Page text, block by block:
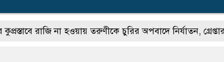
রাজি না হওয়ায় তরুণীকে চুরির অপবাদে নির্যাতন, গ্রেপ্তার ২